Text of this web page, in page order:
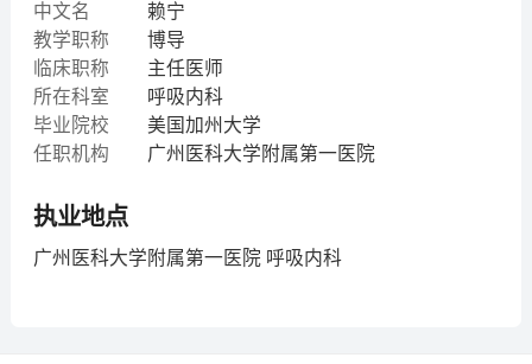
中文名
赖宁
教学职称
博导
临床职称
主任医师
所在科室
呼吸内科
毕业院校
美国加州大学
任职机构
广州医科大学附属第一医院
执业地点
广州医科大学附属第一医院 呼吸内科